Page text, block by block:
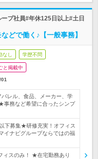
プ社員#年休125日以上#土日
どで働く♪【一般事務】
なし 学歴不問
と掲載中
レル、食品、メーカー、学
務など希望に合ったシンプ
下募集★研修充実！オフィス
イナビグループならではの福
スのみ！ ★在宅勤務あり